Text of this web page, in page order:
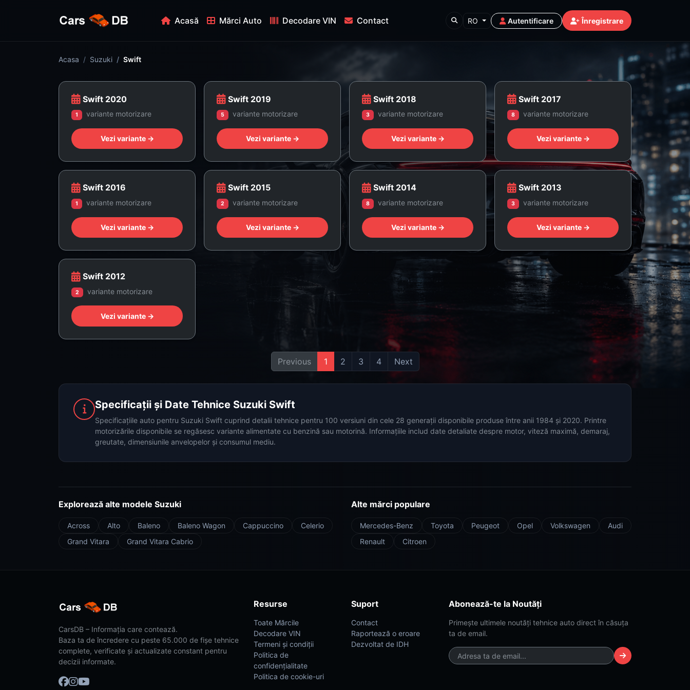
Acasă Mărci Auto Decodare VIN Contact RO Autentificare Înregistrare
Acasa Suzuki Swift
Swift 2020
1 variante motorizare
Vezi variante →
Swift 2019
5 variante motorizare
Vezi variante →
Swift 2018
3 variante motorizare
Vezi variante →
Swift 2017
8 variante motorizare
Vezi variante →
Swift 2016
1 variante motorizare
Vezi variante →
Swift 2015
2 variante motorizare
Vezi variante →
Swift 2014
8 variante motorizare
Vezi variante →
Swift 2013
3 variante motorizare
Vezi variante →
Swift 2012
2 variante motorizare
Vezi variante →
Previous 1 2 3 4 Next
Specificații și Date Tehnice Suzuki Swift
Specificațiile auto pentru Suzuki Swift cuprind detalii tehnice pentru 100 versiuni din cele 28 generații disponibile produse între anii 1984 și 2020. Printre
motorizările disponibile se regăsesc variante alimentate cu benzină sau motorină. Informațiile includ date detaliate despre motor, viteză maximă, demaraj,
greutate, dimensiunile anvelopelor și consumul mediu.
Explorează alte modele Suzuki
Across Alto Baleno Baleno Wagon Cappuccino
Celerio
Grand Vitara
Grand Vitara Cabrio
Alte mărci populare
Mercedes-Benz Toyota Peugeot Opel Volkswagen
Audi
Renault
Citroen
CarsDB – Informația care contează.
Baza ta de încredere cu peste 65.000 de fișe tehnice
complete, verificate și actualizate constant pentru
decizii informate.
Resurse
Toate Mărcile
Decodare VIN
Termeni și condiții
Politica de
confidențialitate
Politica de cookie-uri
Suport
Contact
Raportează o eroare
Dezvoltat de IDH
Abonează-te la Noutăți
Primește ultimele noutăți tehnice auto direct în căsuța
ta de email.